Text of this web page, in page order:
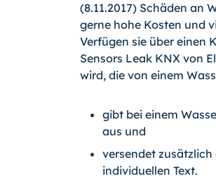
(8.11.2017) Schäden an
gerne hohe Kosten und
Verfügen sie über einen
Sensors Leak KNX von
wird, die von einem
gibt bei einem
aus und
versendet
individuellen Text.